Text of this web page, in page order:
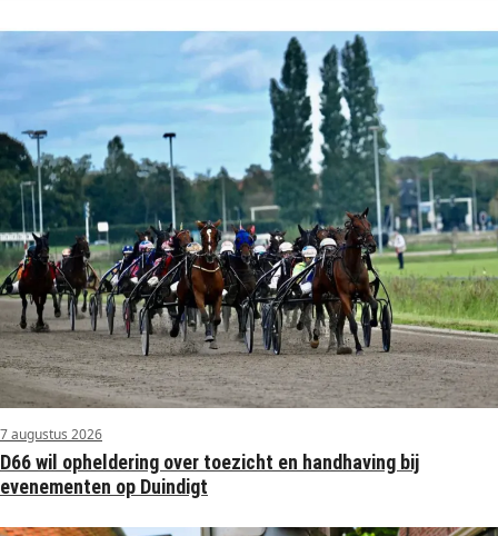
7 augustus 2026
D66 wil opheldering over toezicht en handhaving bij
evenementen op Duindigt